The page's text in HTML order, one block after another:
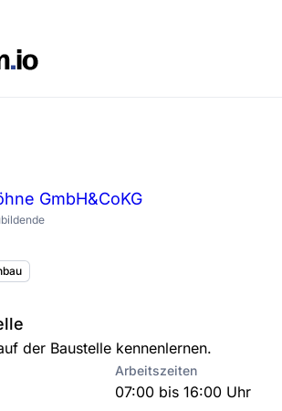
GmbH&CoKG
der Baustelle kennenlernen.
Arbeitszeiten
07:00 bis 16:00 Uhr